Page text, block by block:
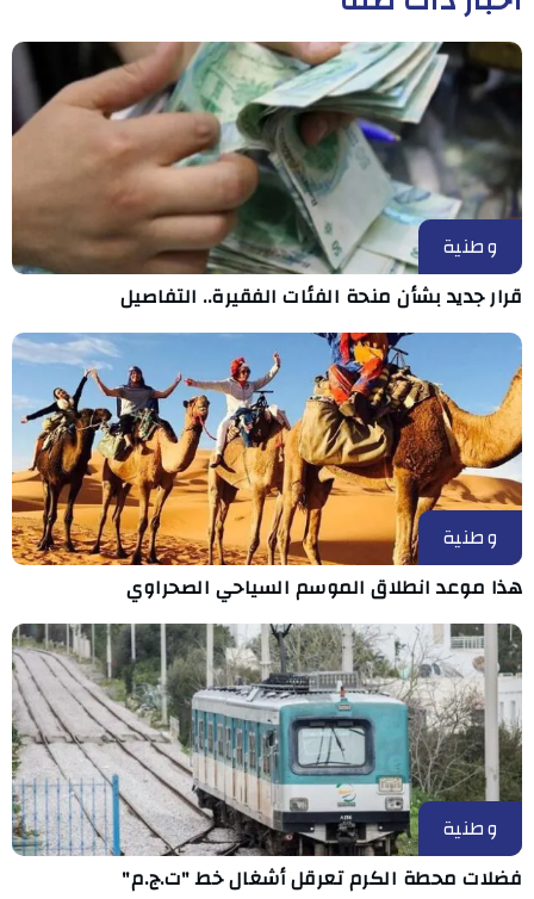
وطنية
قرار جديد بشأن منحة الفئات الفقيرة.. التفاصيل
وطنية
هذا موعد انطلاق الموسم السياحي الصحراوي
وطنية
فضلات محطة الكرم تعرقل أشغال خط "ت.ج.م"